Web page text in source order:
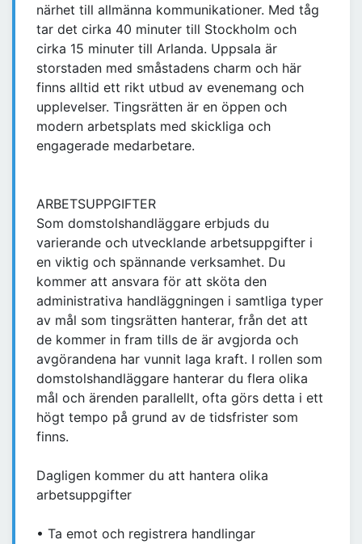
närhet till allmänna kommunikationer. Med tåg
tar det cirka 40 minuter till Stockholm och
cirka 15 minuter till Arlanda. Uppsala är
storstaden med småstadens charm och här
finns alltid ett rikt utbud av evenemang och
upplevelser. Tingsrätten är en öppen och
modern arbetsplats med skickliga och
engagerade medarbetare.
ARBETSUPPGIFTER
Som domstolshandläggare erbjuds du
varierande och utvecklande arbetsuppgifter i
en viktig och spännande verksamhet. Du
kommer att ansvara för att sköta den
administrativa handläggningen i samtliga typer
av mål som tingsrätten hanterar, från det att
de kommer in fram tills de är avgjorda och
avgörandena har vunnit laga kraft. I rollen som
domstolshandläggare hanterar du flera olika
mål och ärenden parallellt, ofta görs detta i ett
högt tempo på grund av de tidsfrister som
finns.
Dagligen kommer du att hantera olika
arbetsuppgifter
• Ta emot och registrera handlingar